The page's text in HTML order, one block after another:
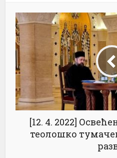
[12. 4. 2022]
теолошко